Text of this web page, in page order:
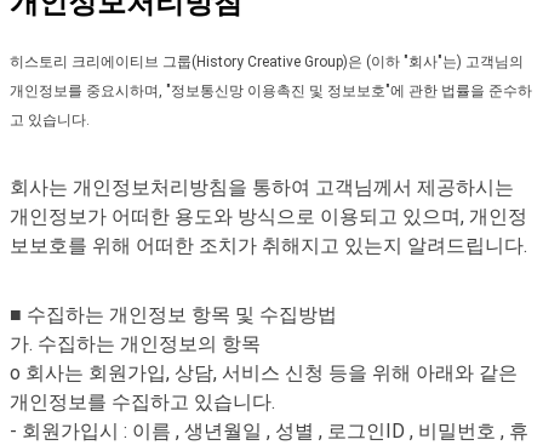
히스토리 크리에이티브 그룹(History Creative Group)은 (이하 "회사"는) 고객님의
개인정보를 중요시하며, "정보통신망 이용촉진 및 정보보호"에 관한 법률을 준수하
고 있습니다.
회사는 개인정보처리방침을 통하여 고객님께서 제공하시는
개인정보가 어떠한 용도와 방식으로 이용되고 있으며, 개인정
보보호를 위해 어떠한 조치가 취해지고 있는지 알려드립니다.
■ 수집하는 개인정보 항목 및 수집방법
가. 수집하는 개인정보의 항목
o 회사는 회원가입, 상담, 서비스 신청 등을 위해 아래와 같은
개인정보를 수집하고 있습니다.
- 회원가입시 : 이름 , 생년월일 , 성별 , 로그인ID , 비밀번호 , 휴